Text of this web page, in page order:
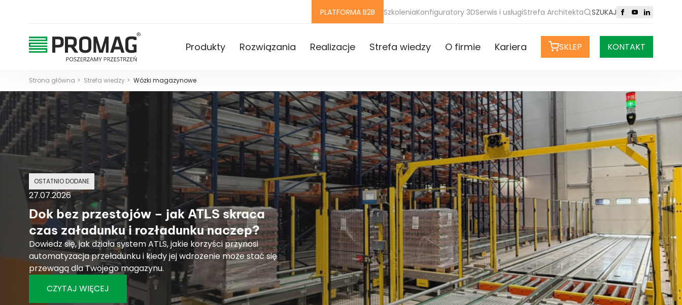
PLATFORMA B2B SzkoleniaKonfiguratory 3DSerwis i usługiStrefa Architekta SZUKAJ
Produkty Rozwiązania Realizacje Strefa wiedzy O firmie Kariera SKLEP KONTAKT
Strona główna Strefa wiedzy Wózki magazynowe
OSTATNIO DODANE
27.07.2026
Dok bez przestojów – jak ATLS skraca
czas załadunku i rozładunku naczep?
Dowiedz się, jak działa system ATLS, jakie korzyści przynosi
automatyzacja przeładunku i kiedy jej wdrożenie może stać się
przewagą dla Twojego magazynu.
CZYTAJ WIĘCEJ